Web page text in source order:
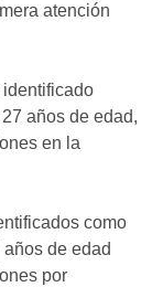
atención
identificado
años de edad,
en la
como
de edad
por